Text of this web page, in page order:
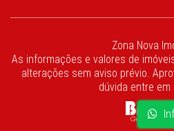
Zona Nova
As informações e valores de
alterações sem aviso prévio.
dúvida entre